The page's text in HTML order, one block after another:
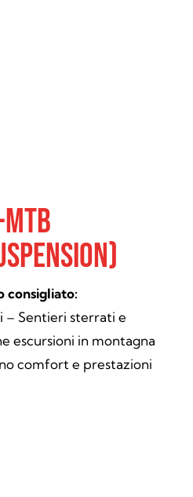
Mtb
consigliato:
– Sentieri sterrati e
escursioni in montagna
comfort e prestazioni